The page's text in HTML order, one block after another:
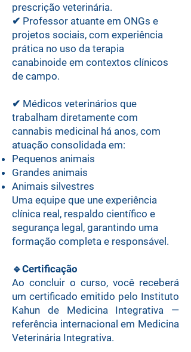
prescrição veterinária.
✔ Professor atuante em ONGs e
projetos sociais, com experiência
prática no uso da terapia
canabinoide em contextos clínicos
de campo.
✔ Médicos veterinários que
trabalham diretamente com
cannabis medicinal há anos, com
atuação consolidada em:
Pequenos animais
Grandes animais
Animais silvestres
Uma equipe que une experiência
clínica real, respaldo científico e
segurança legal, garantindo uma
formação completa e responsável.
🔹Certificação
Ao concluir o curso, você receberá
um certificado emitido pelo Instituto
Kahun de Medicina Integrativa —
referência internacional em Medicina
Veterinária Integrativa.